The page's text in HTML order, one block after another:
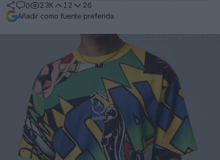
0
2.3K 12
26
Añadir como fuente preferida